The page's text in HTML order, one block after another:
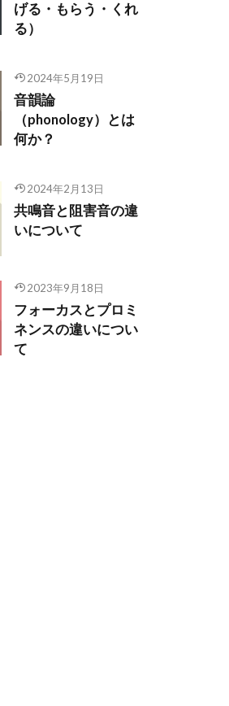
げる・もらう・くれ
る）
2024年5月19日
音韻論
（phonology）とは
何か？
2024年2月13日
共鳴音と阻害音の違
いについて
2023年9月18日
フォーカスとプロミ
ネンスの違いについ
て